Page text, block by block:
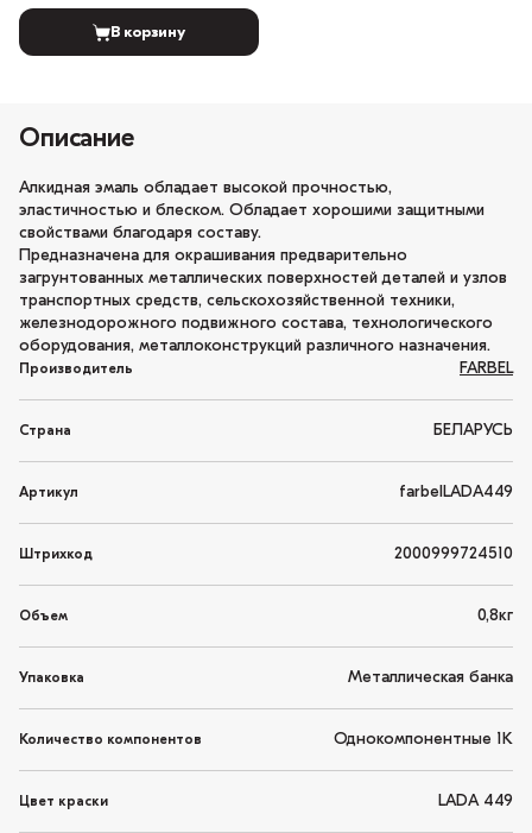
В корзину
Описание
Алкидная эмаль обладает высокой прочностью,
эластичностью и блеском. Обладает хорошими защитными
свойствами благодаря составу.
Предназначена для окрашивания предварительно
загрунтованных металлических поверхностей деталей и узлов
транспортных средств, сельскохозяйственной техники,
железнодорожного подвижного состава, технологического
оборудования, металлоконструкций различного назначения.
Производитель FARBEL
Страна БЕЛАРУСЬ
Артикул farbelLADA449
Штрихкод 2000999724510
Объем 0,8кг
Упаковка Металлическая банка
Количество компонентов Однокомпонентные 1K
Цвет краски LADA 449